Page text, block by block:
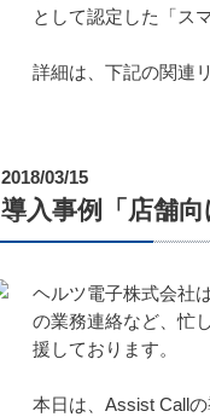
として認定した「ス
詳細は、下記の関連
2018/03/15
導入事例「店舗
ヘルツ電子株式会社
の業務連絡など、忙
援しております。
本日は、Assist Call